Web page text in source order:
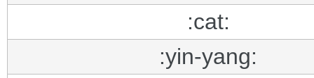
:cat:
:yin-yang: